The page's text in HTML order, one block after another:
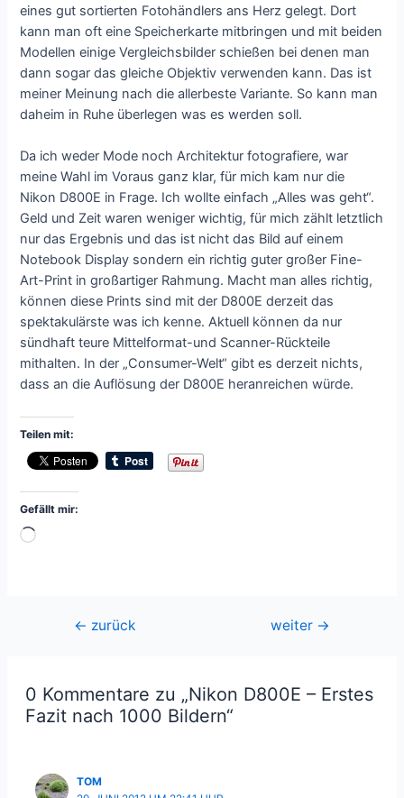
eines gut sortierten Fotohändlers ans Herz gelegt. Dort
kann man oft eine Speicherkarte mitbringen und mit beiden
Modellen einige Vergleichsbilder schießen bei denen man
dann sogar das gleiche Objektiv verwenden kann. Das ist
meiner Meinung nach die allerbeste Variante. So kann man
daheim in Ruhe überlegen was es werden soll.
Da ich weder Mode noch Architektur fotografiere, war
meine Wahl im Voraus ganz klar, für mich kam nur die
Nikon D800E in Frage. Ich wollte einfach „Alles was geht“.
Geld und Zeit waren weniger wichtig, für mich zählt letztlich
nur das Ergebnis und das ist nicht das Bild auf einem
Notebook Display sondern ein richtig guter großer Fine-
Art-Print in großartiger Rahmung. Macht man alles richtig,
können diese Prints sind mit der D800E derzeit das
spektakulärste was ich kenne. Aktuell können da nur
sündhaft teure Mittelformat-und Scanner-Rückteile
mithalten. In der „Consumer-Welt“ gibt es derzeit nichts,
dass an die Auflösung der D800E heranreichen würde.
Teilen mit:
Gefällt mir:
Wird
Beitragsnavigation
← zurück weiter →
0 Kommentare zu „Nikon D800E – Erstes
Fazit nach 1000 Bildern“
TOM